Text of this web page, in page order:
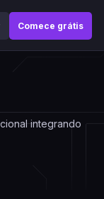
Comece grátis
integrando